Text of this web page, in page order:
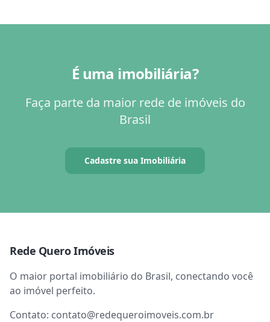
É uma imobiliária?
Faça parte da maior rede de imóveis do
Brasil
Cadastre sua Imobiliária
Rede Quero Imóveis
O maior portal imobiliário do Brasil, conectando você
ao imóvel perfeito.
Contato: contato@redequeroimoveis.com.br